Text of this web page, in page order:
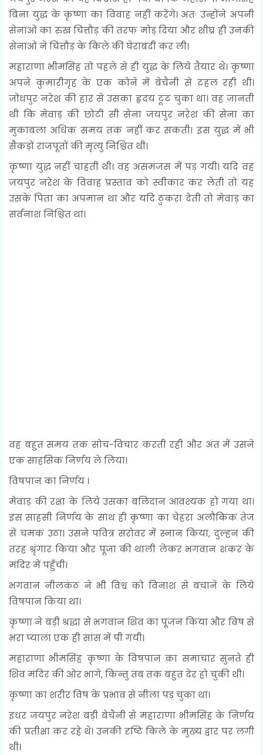
बिना युद्ध के कृष्णा का विवाह नहीं करेंगे। अतः उन्होंने अपनी
सेनाओं का रुख चित्तौड़ की तरफ मोड़ दिया और शीघ्र ही उनकी
सेनाओं ने चित्तौड़ के किले की घेराबंदी कर ली।
महाराणा भीमसिंह तो पहले से ही युद्ध के लिये तैयार थे। कृष्णा
अपने कुमारीगृह के एक कोने में बेचैनी से टहल रही थी।
जोधपुर नरेश की हार से उसका हृदय टूट चुका था। वह जानती
थी कि मेवाड़ की छोटी सी सेना जयपुर नरेश की सेना का
मुकाबला अधिक समय तक नहीं कर सकती। इस युद्ध में भी
सैकड़ों राजपूतों की मृत्यु निश्चित थी।
कृष्णा युद्ध नहीं चाहती थी। वह असमंजस में पड़ गयी। यदि वह
जयपुर नरेश के विवाह प्रस्ताव को स्वीकार कर लेती तो यह
उसके पिता का अपमान था और यदि ठुकरा देती तो मेवाड़ का
सर्वनाश निश्चित था।
वह बहुत समय तक सोच-विचार करती रही और अंत में उसने
एक साहसिक निर्णय ले लिया।
विषपान का निर्णय ।
मेवाड़ की रक्षा के लिये उसका बलिदान आवश्यक हो गया था।
इस साहसी निर्णय के साथ ही कृष्णा का चेहरा अलौकिक तेज
से चमक उठा। उसने पवित्र सरोवर में स्नान किया, दुल्हन की
तरह श्रृंगार किया और पूजा की थाली लेकर भगवान शंकर के
मंदिर में पहुँची।
भगवान नीलकंठ ने भी विश्व को विनाश से बचाने के लिये
विषपान किया था।
कृष्णा ने बड़ी श्रद्धा से भगवान शिव का पूजन किया और विष से
भरा प्याला एक ही सांस में पी गयी।
महाराणा भीमसिंह कृष्णा के विषपान का समाचार सुनते ही
शिव मंदिर की ओर भागे, किन्तु तब तक बहुत देर हो चुकी थी।
कृष्णा का शरीर विष के प्रभाव से नीला पड़ चुका था।
इधर जयपुर नरेश बड़ी बेचैनी से महाराणा भीमसिंह के निर्णय
की प्रतीक्षा कर रहे थे। उनकी दृष्टि किले के मुख्य द्वार पर लगी
थी।